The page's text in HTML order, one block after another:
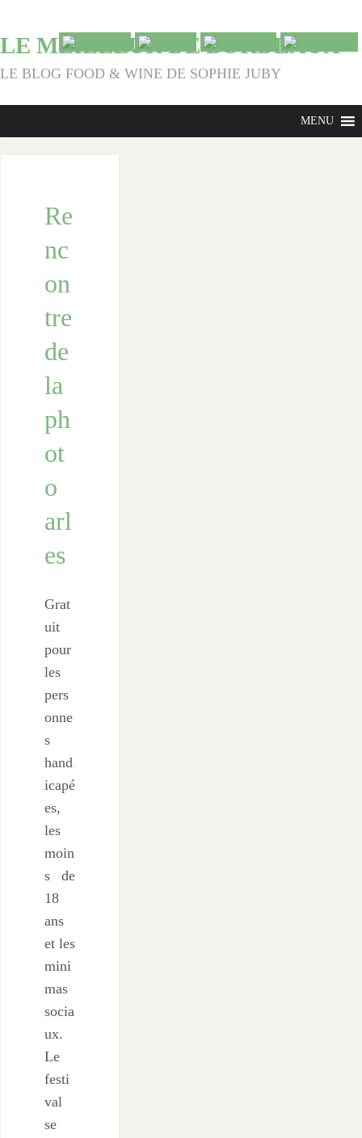
LE MEILLEUR DE BORDEAUX
LE BLOG FOOD & WINE DE SOPHIE JUBY
MENU
Re
nc
on
tre
de
la
ph
ot
o
arl
es
Grat
uit
pour
les
pers
onne
s
hand
icapé
es,
les
moin
s de
18
ans
et les
mini
mas
socia
ux.
Le
festi
val
se